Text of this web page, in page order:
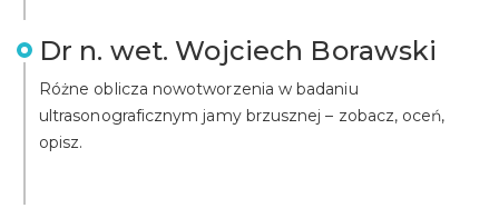
Dr n. wet. Wojciech Borawski
Różne oblicza nowotworzenia w badaniu
ultrasonograficznym jamy brzusznej – zobacz, oceń,
opisz.